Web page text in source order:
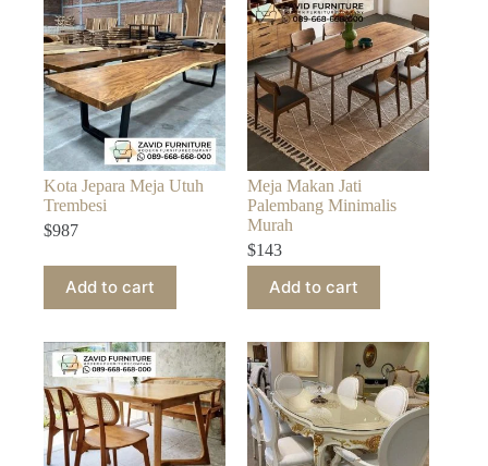
Kota Jepara Meja Utuh
Trembesi
$987
Add to cart
Meja Makan Jati
Palembang Minimalis
Murah
$143
Add to cart